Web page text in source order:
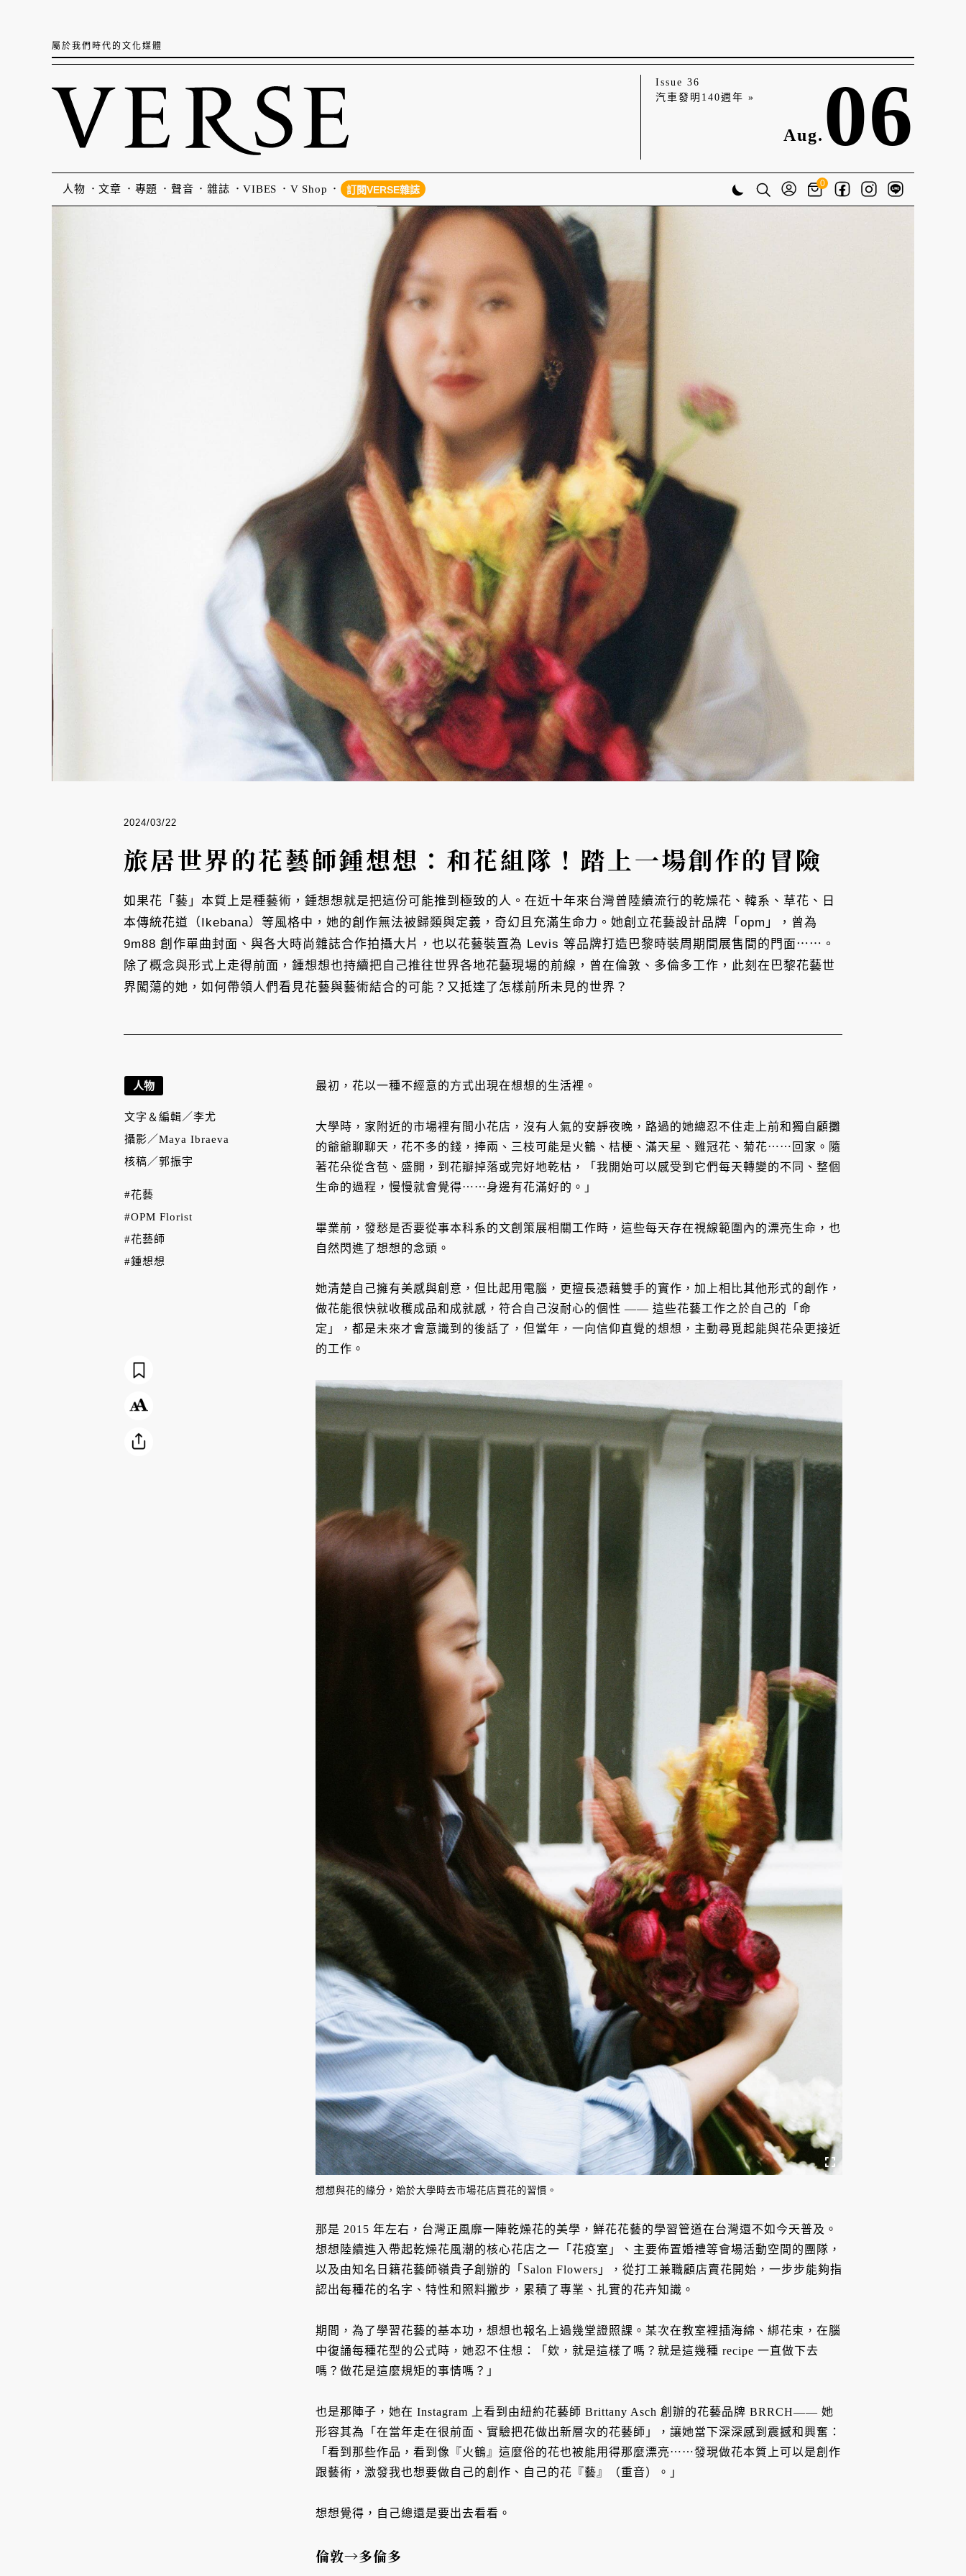
屬於我們時代的文化媒體
Issue 36
汽車發明140週年 »
Aug. 06
人物 文章 專題 聲音 雜誌 VIBES V Shop 訂閱VERSE雜誌
0
2024/03/22
旅居世界的花藝師鍾想想：和花組隊！踏上一場創作的冒險
如果花「藝」本質上是種藝術，鍾想想就是把這份可能推到極致的人。在近十年來台灣曾陸續流行的乾燥花、韓系、草花、日
本傳統花道（Ikebana）等風格中，她的創作無法被歸類與定義，奇幻且充滿生命力。她創立花藝設計品牌「opm」，曾為
9m88 創作單曲封面、與各大時尚雜誌合作拍攝大片，也以花藝裝置為 Levis 等品牌打造巴黎時裝周期間展售間的門面⋯⋯。
除了概念與形式上走得前面，鍾想想也持續把自己推往世界各地花藝現場的前線，曾在倫敦、多倫多工作，此刻在巴黎花藝世
界闖蕩的她，如何帶領人們看見花藝與藝術結合的可能？又抵達了怎樣前所未見的世界？
最初，花以一種不經意的方式出現在想想的生活裡。
大學時，家附近的市場裡有間小花店，沒有人氣的安靜夜晚，路過的她總忍不住走上前和獨自顧攤
的爺爺聊聊天，花不多的錢，捧兩、三枝可能是火鶴、桔梗、滿天星、雞冠花、菊花⋯⋯回家。隨
著花朵從含苞、盛開，到花瓣掉落或完好地乾枯，「我開始可以感受到它們每天轉變的不同、整個
生命的過程，慢慢就會覺得⋯⋯身邊有花滿好的。」
畢業前，發愁是否要從事本科系的文創策展相關工作時，這些每天存在視線範圍內的漂亮生命，也
自然閃進了想想的念頭。
她清楚自己擁有美感與創意，但比起用電腦，更擅長憑藉雙手的實作，加上相比其他形式的創作，
做花能很快就收穫成品和成就感，符合自己沒耐心的個性 —— 這些花藝工作之於自己的「命
定」，都是未來才會意識到的後話了，但當年，一向信仰直覺的想想，主動尋覓起能與花朵更接近
的工作。
想想與花的緣分，始於大學時去市場花店買花的習慣。
那是 2015 年左右，台灣正風靡一陣乾燥花的美學，鮮花花藝的學習管道在台灣還不如今天普及。
想想陸續進入帶起乾燥花風潮的核心花店之一「花疫室」、主要佈置婚禮等會場活動空間的團隊，
以及由知名日籍花藝師嶺貴子創辦的「Salon Flowers」，從打工兼職顧店賣花開始，一步步能夠指
認出每種花的名字、特性和照料撇步，累積了專業、扎實的花卉知識。
期間，為了學習花藝的基本功，想想也報名上過幾堂證照課。某次在教室裡插海綿、綁花束，在腦
中復誦每種花型的公式時，她忍不住想：「欸，就是這樣了嗎？就是這幾種 recipe 一直做下去
嗎？做花是這麼規矩的事情嗎？」
也是那陣子，她在 Instagram 上看到由紐約花藝師 Brittany Asch 創辦的花藝品牌 BRRCH—— 她
形容其為「在當年走在很前面、實驗把花做出新層次的花藝師」，讓她當下深深感到震撼和興奮：
「看到那些作品，看到像『火鶴』這麼俗的花也被能用得那麼漂亮⋯⋯發現做花本質上可以是創作
跟藝術，激發我也想要做自己的創作、自己的花『藝』（重音）。」
想想覺得，自己總還是要出去看看。
倫敦→多倫多
人物
文字＆編輯／李尤
攝影／Maya Ibraeva
核稿／郭振宇
#花藝
#OPM Florist
#花藝師
#鍾想想